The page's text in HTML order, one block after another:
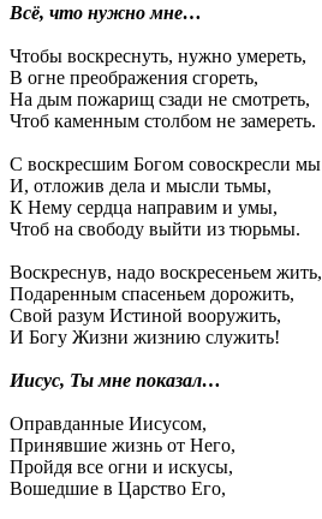
Всё, что нужно мне…
Чтобы воскреснуть, нужно умереть,
В огне преображения сгореть,
На дым пожарищ сзади не смотреть,
Чтоб каменным столбом не замереть.
С воскресшим Богом совоскресли мы
И, отложив дела и мысли тьмы,
К Нему сердца направим и умы,
Чтоб на свободу выйти из тюрьмы.
Воскреснув, надо воскресеньем жить,
Подаренным спасеньем дорожить,
Свой разум Истиной вооружить,
И Богу Жизни жизнию служить!
Иисус, Ты мне показал…
Оправданные Иисусом,
Принявшие жизнь от Него,
Пройдя все огни и искусы,
Вошедшие в Царство Его,